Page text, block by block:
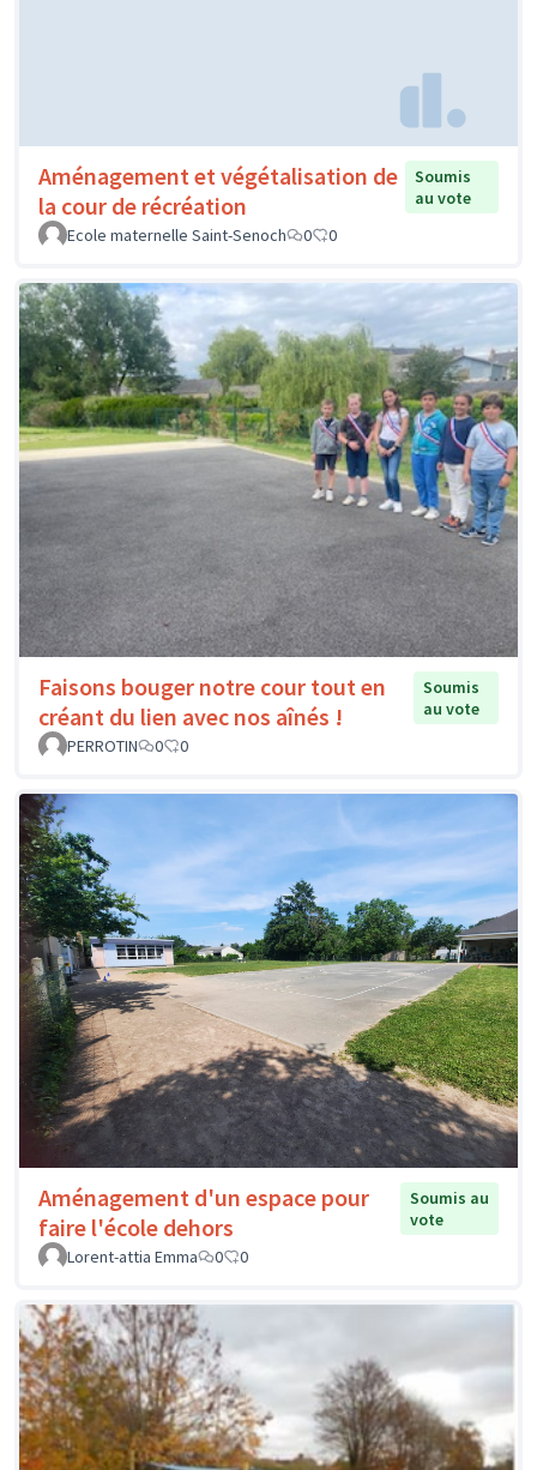
Aménagement et végétalisation de
la cour de récréation
Soumis
au vote
Ecole maternelle Saint-Senoch
0 0
Faisons bouger notre cour tout en
créant du lien avec nos aînés !
Soumis
au vote
PERROTIN
0 0
Aménagement d'un espace pour
faire l'école dehors
Soumis au
vote
Lorent-attia Emma
0 0